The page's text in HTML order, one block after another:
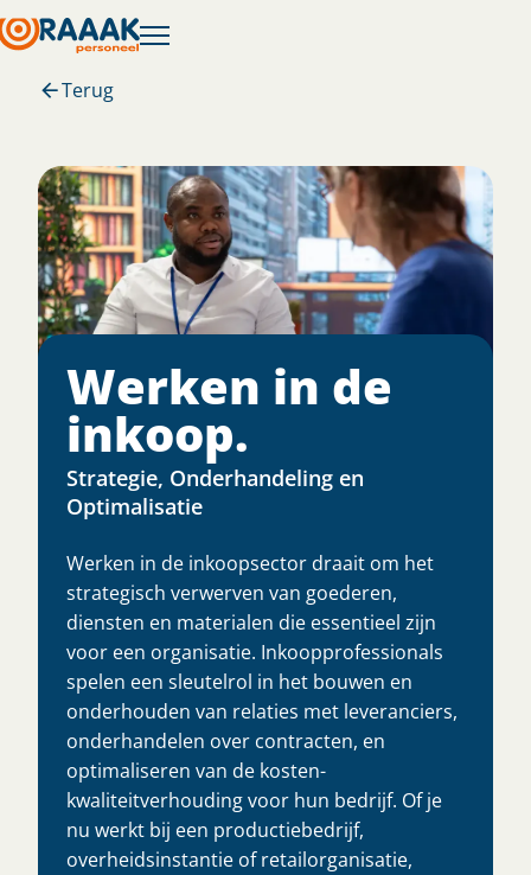
Terug
Werken in de
inkoop.
Strategie, Onderhandeling en
Optimalisatie
Werken in de inkoopsector draait om het
strategisch verwerven van goederen,
diensten en materialen die essentieel zijn
voor een organisatie. Inkoopprofessionals
spelen een sleutelrol in het bouwen en
onderhouden van relaties met leveranciers,
onderhandelen over contracten, en
optimaliseren van de kosten-
kwaliteitverhouding voor hun bedrijf. Of je
nu werkt bij een productiebedrijf,
overheidsinstantie of retailorganisatie,